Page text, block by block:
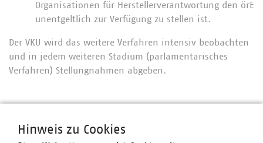
Organisationen für Herstellerverantwortung den örE
unentgeltlich zur Verfügung zu stellen ist.
Der VKU wird das weitere Verfahren intensiv beobachten
und in jedem weiteren Stadium (parlamentarisches
Verfahren) Stellungnahmen abgeben.
Ansprechpartner
Hinweis zu Cookies